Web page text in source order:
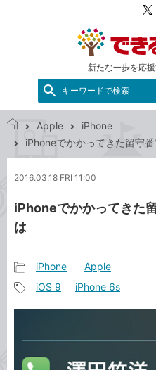
新たな一歩を応
キーワードで検索
で
ネ
ト
Apple
iPhone
iPhoneでかかってきた留守
2016.03.18 FRI 11:00
iPhoneでかかってきた
は
事
カ
リ
iPhone Apple
iOS 9 iPhone 6s